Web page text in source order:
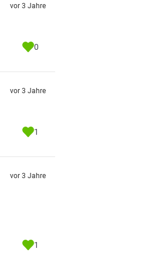
vor 3 Jahre
0
vor 3 Jahre
1
vor 3 Jahre
1